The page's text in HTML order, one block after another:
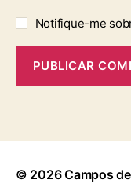
Notifique-me
© 2026Campos